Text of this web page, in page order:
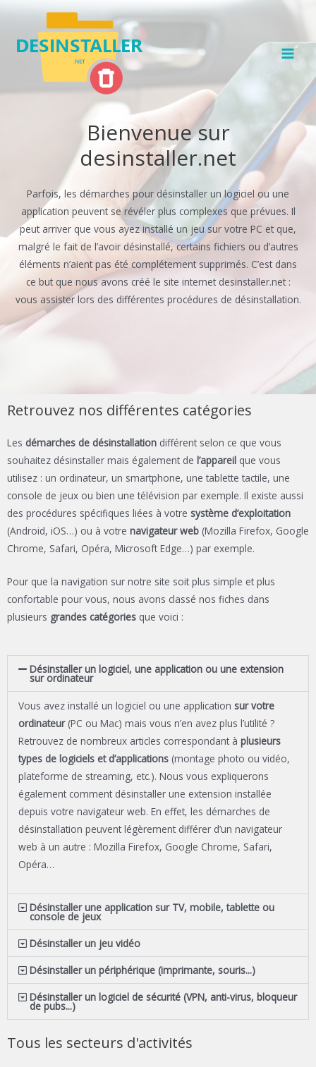
Bienvenue sur
desinstaller.net
Parfois, les démarches pour désinstaller un logiciel ou une
application peuvent se révéler plus complexes que prévues. Il
peut arriver que vous ayez installé un jeu sur votre PC et que,
malgré le fait de l’avoir désinstallé, certains fichiers ou d’autres
éléments n’aient pas été complétement supprimés. C’est dans
ce but que nous avons créé le site internet desinstaller.net :
vous assister lors des différentes procédures de désinstallation.
Retrouvez nos différentes catégories
Les démarches de désinstallation différent selon ce que vous
souhaitez désinstaller mais également de l’appareil que vous
utilisez : un ordinateur, un smartphone, une tablette tactile, une
console de jeux ou bien une télévision par exemple. Il existe aussi
des procédures spécifiques liées à votre système d’exploitation
(Android, iOS…) ou à votre navigateur web (Mozilla Firefox, Google
Chrome, Safari, Opéra, Microsoft Edge…) par exemple.
Pour que la navigation sur notre site soit plus simple et plus
confortable pour vous, nous avons classé nos fiches dans
plusieurs grandes catégories que voici :
Désinstaller un logiciel, une application ou une extension
sur ordinateur
Vous avez installé un logiciel ou une application sur votre
ordinateur(PC ou Mac) mais vous n’en avez plus l’utilité ?
Retrouvez de nombreux articles correspondant à plusieurs
types de logiciels et d’applications (montage photo ou vidéo,
plateforme de streaming, etc.). Nous vous expliquerons
également comment désinstaller une extension installée
depuis votre navigateur web. En effet, les démarches de
désinstallation peuvent légèrement différer d’un navigateur
web à un autre : Mozilla Firefox, Google Chrome, Safari,
Opéra…
Désinstaller une application sur TV, mobile, tablette ou
console de jeux
Désinstaller un jeu vidéo
Désinstaller un périphérique (imprimante, souris...)
Désinstaller un logiciel de sécurité (VPN, anti-virus, bloqueur
de pubs...)
Tous les secteurs d'activités